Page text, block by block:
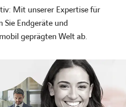
Mit unserer Expertise für
Sie Endgeräte und
geprägten Welt ab.